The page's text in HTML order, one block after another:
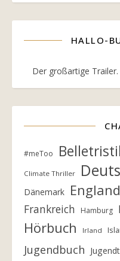
HALLO-
Der großartige
#meToo
Climate Thriller
Dänemark England
Frankreich Hamburg
Hörbuch Irland
Jugendbuch